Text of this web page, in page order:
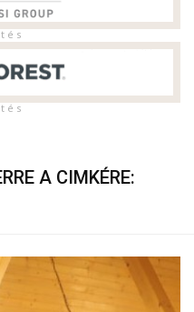
é s
é s
A CIMKÉRE: